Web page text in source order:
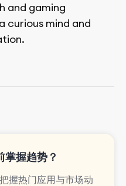
and gaming
curious mind and
掌握趋势？
握热门应用与市场动